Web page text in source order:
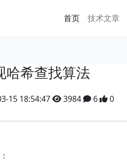
首页 技术文章
哈希查找算法
15 18:54:47 3984 6 0